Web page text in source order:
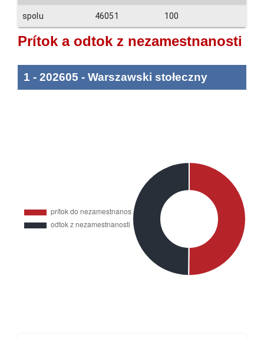
spolu 46051 100
Prítok a odtok z nezamestnanosti
1 - 202605 - Warszawski stołeczny